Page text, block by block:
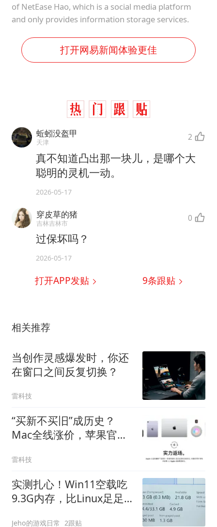
of NetEase Hao, which is a social media platform
and only provides information storage services.
打开网易新闻体验更佳
蚯蚓没盔甲
天津 2
真不知道凸出那一块儿，是哪个大
聪明的灵机一动。
2026-05-17
穿皮草的猪
吉林吉林市 0
过保坏吗？
2026-05-17
打开APP发贴 9条跟贴
相关推荐
当创作灵感爆发时，你还
在窗口之间反复切换？
雷科技
“买新不买旧”成历史？
Mac全线涨价，苹果官翻
雷科技
实测扎心！Win11空载吃
9.3G内存，比Linux足足
Jeho的游戏日常 2跟贴